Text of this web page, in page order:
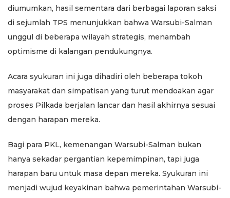
diumumkan, hasil sementara dari berbagai laporan saksi
di sejumlah TPS menunjukkan bahwa Warsubi-Salman
unggul di beberapa wilayah strategis, menambah
optimisme di kalangan pendukungnya.
Acara syukuran ini juga dihadiri oleh beberapa tokoh
masyarakat dan simpatisan yang turut mendoakan agar
proses Pilkada berjalan lancar dan hasil akhirnya sesuai
dengan harapan mereka.
Bagi para PKL, kemenangan Warsubi-Salman bukan
hanya sekadar pergantian kepemimpinan, tapi juga
harapan baru untuk masa depan mereka. Syukuran ini
menjadi wujud keyakinan bahwa pemerintahan Warsubi-